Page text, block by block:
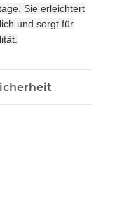
Sie erleichtert
und sorgt für